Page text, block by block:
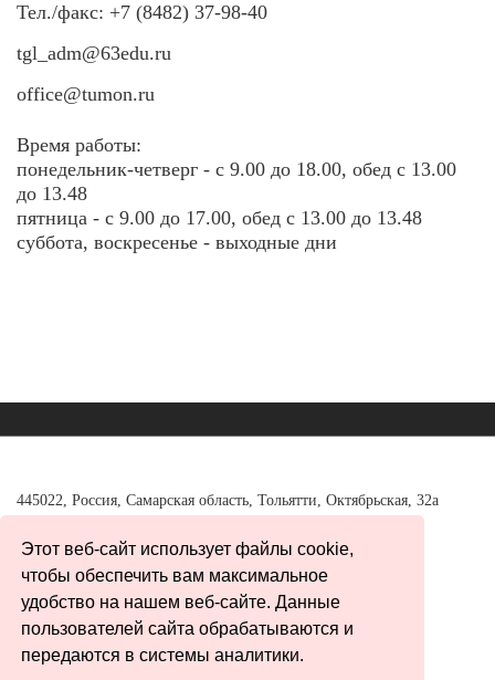
Этот веб-сайт использует файлы cookie,
чтобы обеспечить вам максимальное
удобство на нашем веб-сайте. Данные
пользователей сайта обрабатываются и
передаются в системы аналитики.
Тел./факс: +7 (8482) 37-98-40
tgl_adm@63edu.ru
office@tumon.ru
Время работы:
понедельник-четверг - с 9.00 до 18.00, обед с 13.00
до 13.48
пятница - с 9.00 до 17.00, обед с 13.00 до 13.48
суббота, воскресенье - выходные дни
445022, Россия, Самарская область, Тольятти, Октябрьская, 32а
tgl_adm@63edu.ru office@tumon.ru